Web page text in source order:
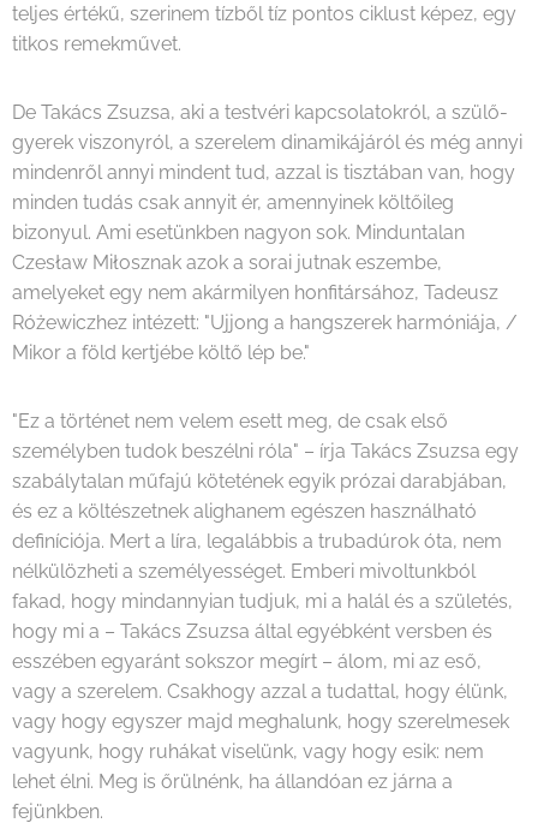
teljes értékű, szerinem tízből tíz pontos ciklust képez, egy
titkos remekművet.
De Takács Zsuzsa, aki a testvéri kapcsolatokról, a szülő-
gyerek viszonyról, a szerelem dinamikájáról és még annyi
mindenről annyi mindent tud, azzal is tisztában van, hogy
minden tudás csak annyit ér, amennyinek költőileg
bizonyul. Ami esetünkben nagyon sok. Minduntalan
Czesław Miłosznak azok a sorai jutnak eszembe,
amelyeket egy nem akármilyen honfitársához, Tadeusz
Różewiczhez intézett: "Ujjong a hangszerek harmóniája, /
Mikor a föld kertjébe költő lép be."
"Ez a történet nem velem esett meg, de csak első
személyben tudok beszélni róla" – írja Takács Zsuzsa egy
szabálytalan műfajú kötetének egyik prózai darabjában,
és ez a költészetnek alighanem egészen használható
definíciója. Mert a líra, legalábbis a trubadúrok óta, nem
nélkülözheti a személyességet. Emberi mivoltunkból
fakad, hogy mindannyian tudjuk, mi a halál és a születés,
hogy mi a – Takács Zsuzsa által egyébként versben és
esszében egyaránt sokszor megírt – álom, mi az eső,
vagy a szerelem. Csakhogy azzal a tudattal, hogy élünk,
vagy hogy egyszer majd meghalunk, hogy szerelmesek
vagyunk, hogy ruhákat viselünk, vagy hogy esik: nem
lehet élni. Meg is őrülnénk, ha állandóan ez járna a
fejünkben.